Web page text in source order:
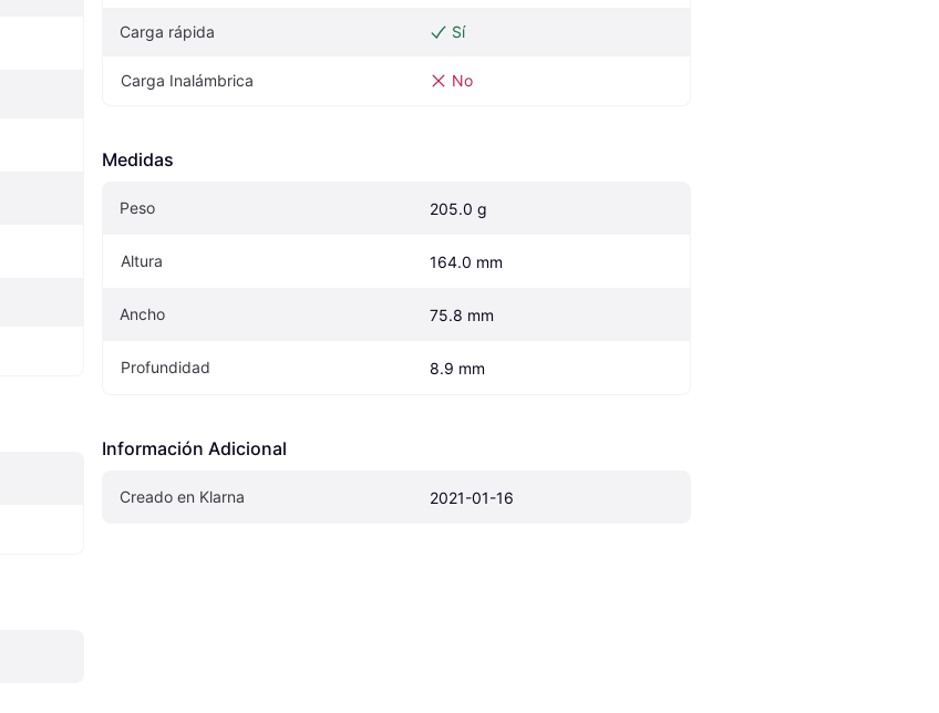
Carga rápida Sí
Carga Inalámbrica No
Medidas
Peso 205.0 g
Altura 164.0 mm
Ancho 75.8 mm
Profundidad 8.9 mm
Información Adicional
Creado en Klarna 2021-01-16